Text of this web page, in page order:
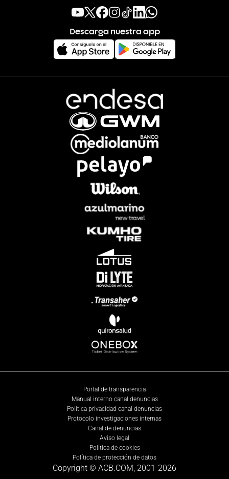
Descarga nuestra app
Portal de transparencia
Manual interno canal denuncias
Política privacidad canal denuncias
Protocolo investigaciones internas
Canal de denuncias
Aviso legal
Política de cookies
Política de protección de datos
Copyright © ACB.COM, 2001-2026